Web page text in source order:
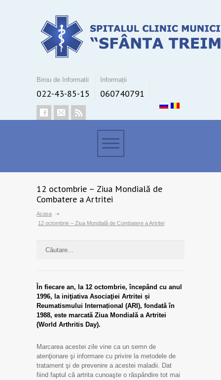
Birou de Informatii
022-43-85-15
Informații
060740791
12 octombrie – Ziua Mondială de
Combatere a Artritei
Acasa
12 octombrie – Ziua Mondială de Combatere a Artritei
În fiecare an, la 12 octombrie, începând cu anul
1996, la iniţiativa Asociaţiei Artritei și
Reumatismului Internațional (ARI), fondată în
1988, este marcată Ziua Mondială a Artritei
(World Arthritis Day).
Marcarea acestei zile vine ca un semn de
atenţionare şi informare cu privire la metodele de
tratament şi de prevenire a acestei maladii. Dat
fiind faptul că artrita cunoaşte o răspândire tot mai